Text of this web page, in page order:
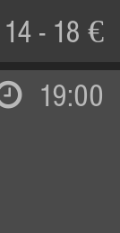
14 - 18 €
19:00